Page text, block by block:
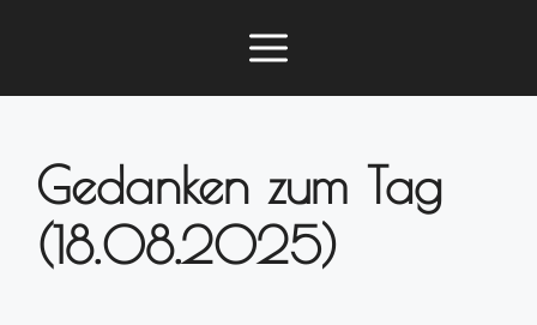
springen
Menü
Gedanken zum Tag
(18.08.2025)